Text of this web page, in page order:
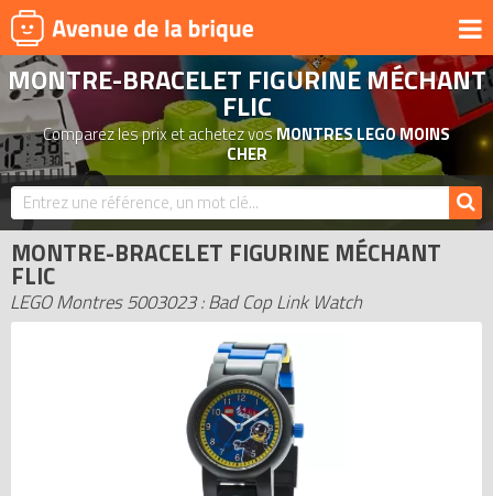
UNIVERS
PRODUITS DÉRIVÉS
NOUVEAUTÉS
LEGO 2026
BONS PLANS
ASSOCIATIONS DE FANS
EXPOSITIONS LEGO
LEGO LES PLUS CHERS
DERNIERS LEGO AJOUTÉS
MONTRE-BRACELET FIGURINE MÉCHANT
FLIC
Comparez les prix et achetez vosMONTRES LEGO MOINS
CHER
MONTRE-BRACELET FIGURINE MÉCHANT
FLIC
LEGO Montres 5003023 : Bad Cop Link Watch